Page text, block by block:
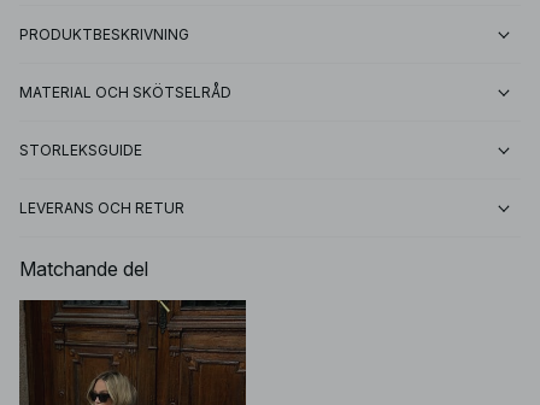
PRODUKTBESKRIVNING
MATERIAL OCH SKÖTSELRÅD
STORLEKSGUIDE
LEVERANS OCH RETUR
Matchande del